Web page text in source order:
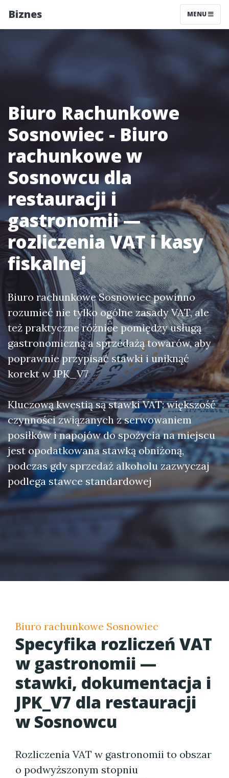
Biznes MENU
Biuro Rachunkowe
Sosnowiec - Biuro
rachunkowe w
Sosnowcu dla
restauracji i
gastronomii —
rozliczenia VAT i kasy
fiskalnej
Biuro rachunkowe Sosnowiec powinno
rozumieć nie tylko ogólne zasady VAT, ale
też praktyczne różnice pomiędzy usługą
gastronomiczną a sprzedażą towarów, aby
poprawnie przypisać stawki i uniknąć
korekt w JPK_V7
Kluczową kwestią są stawki VAT: większość
czynności związanych z serwowaniem
posiłków i napojów do spożycia na miejscu
jest opodatkowana stawką obniżoną,
podczas gdy sprzedaż alkoholu zazwyczaj
podlega stawce standardowej
Biuro rachunkowe Sosnowiec
Specyfika rozliczeń VAT
w gastronomii —
stawki, dokumentacja i
JPK_V7 dla restauracji
w Sosnowcu
Rozliczenia VAT w gastronomii to obszar
o podwyższonym stopniu